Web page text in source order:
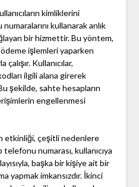
kimliklerini
kullanarak anlık
bir hizmettir. Bu yöntem,
işlemleri yaparken
Kullanıcılar,
ilgili alana girerek
şekilde, sahte hesapların
engellenmesi
etkinliği, çeşitli nedenlere
numarası, kullanıcıya
başka bir kişiye ait bir
yapmak imkansızdır. İkinci